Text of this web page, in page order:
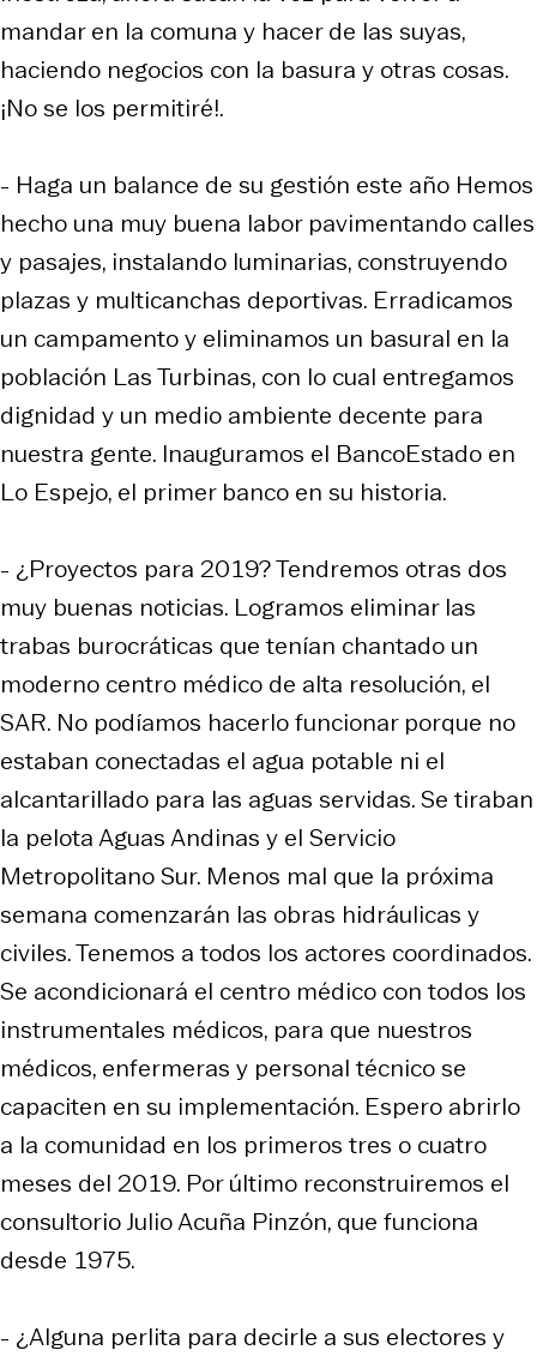
mandar en la comuna y hacer de las suyas,
haciendo negocios con la basura y otras cosas.
¡No se los permitiré!.
- Haga un balance de su gestión este año Hemos
hecho una muy buena labor pavimentando calles
y pasajes, instalando luminarias, construyendo
plazas y multicanchas deportivas. Erradicamos
un campamento y eliminamos un basural en la
población Las Turbinas, con lo cual entregamos
dignidad y un medio ambiente decente para
nuestra gente. Inauguramos el BancoEstado en
Lo Espejo, el primer banco en su historia.
- ¿Proyectos para 2019? Tendremos otras dos
muy buenas noticias. Logramos eliminar las
trabas burocráticas que tenían chantado un
moderno centro médico de alta resolución, el
SAR. No podíamos hacerlo funcionar porque no
estaban conectadas el agua potable ni el
alcantarillado para las aguas servidas. Se tiraban
la pelota Aguas Andinas y el Servicio
Metropolitano Sur. Menos mal que la próxima
semana comenzarán las obras hidráulicas y
civiles. Tenemos a todos los actores coordinados.
Se acondicionará el centro médico con todos los
instrumentales médicos, para que nuestros
médicos, enfermeras y personal técnico se
capaciten en su implementación. Espero abrirlo
a la comunidad en los primeros tres o cuatro
meses del 2019. Por último reconstruiremos el
consultorio Julio Acuña Pinzón, que funciona
desde 1975.
- ¿Alguna perlita para decirle a sus electores y